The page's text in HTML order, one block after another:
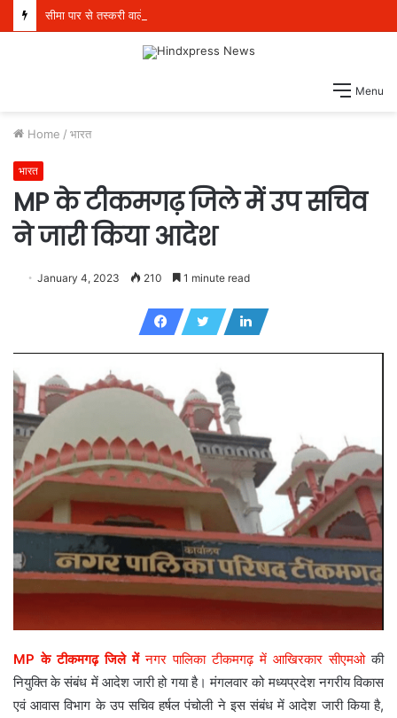
Menu
Home / भारत
भारत
MP के टीकमगढ़ जिले में उप सचिव
ने जारी किया आदेश
January 4, 2023 210 1 minute read
MP के टीकमगढ़ जिले मेंनगर पालिका टीकमगढ़ में आखिरकार सीएमओकी
नियुक्ति के संबंध में आदेश जारी हो गया है। मंगलवार को मध्यप्रदेश नगरीय विकास
एवं आवास विभाग के उप सचिव हर्षल पंचोली ने इस संबंध में आदेश जारी किया है,